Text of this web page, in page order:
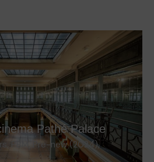
Pathé Palace
, Pre-new (2024),